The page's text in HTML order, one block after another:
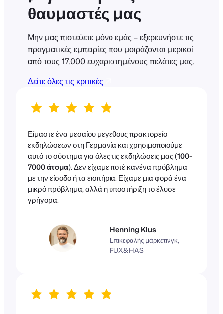
θαυμαστές μας
Μην μας πιστεύετε μόνο εμάς – εξερευνήστε τις
πραγματικές εμπειρίες που μοιράζονται μερικοί
από τους 17.000 ευχαριστημένους πελάτες μας.
Δείτε όλες τις κριτικές
Είμαστε ένα μεσαίου μεγέθους πρακτορείο
εκδηλώσεων στη Γερμανία και χρησιμοποιούμε
αυτό το σύστημα για όλες τις εκδηλώσεις μας (100-
7000 άτομα). Δεν είχαμε ποτέ κανένα πρόβλημα
με την είσοδο ή τα εισιτήρια. Είχαμε μια φορά ένα
μικρό πρόβλημα, αλλά η υποστήριξη το έλυσε
γρήγορα.
Henning Klus
Επικεφαλής μάρκετινγκ,
FUX&HAS